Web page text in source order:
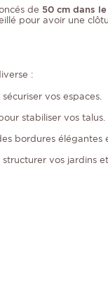
de 50 cm dans
pour avoir une
:
sécuriser vos espaces.
stabiliser vos talus.
bordures élégantes
vos jardins